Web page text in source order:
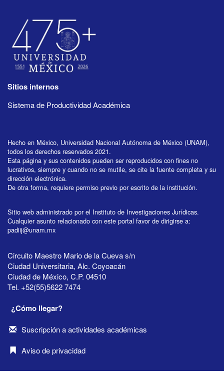
Sitios internos
Sistema de Productividad Académica
Hecho en México, Universidad Nacional Autónoma de México (UNAM),
todos los derechos reservados 2021.
Esta página y sus contenidos pueden ser reproducidos con fines no
lucrativos, siempre y cuando no se mutile, se cite la fuente completa y su
dirección electrónica.
De otra forma, requiere permiso previo por escrito de la institución.
Sitio web administrado por el Instituto de Investigaciones Jurídicas.
Cualquier asunto relacionado con este portal favor de dirigirse a:
padiij@unam.mx
Circuito Maestro Mario de la Cueva s/n
Ciudad Universitaria, Alc. Coyoacán
Ciudad de México, C.P. 04510
Tel. +52(55)5622 7474
¿Cómo llegar?
Suscripción a actividades académicas
Aviso de privacidad